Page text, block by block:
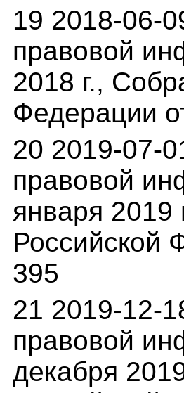
19 2018-06-
правовой
2018 г.,
Федерации
20 2019-07-
правовой
января 2019
Российской
395
21 2019-12-
правовой
декабря